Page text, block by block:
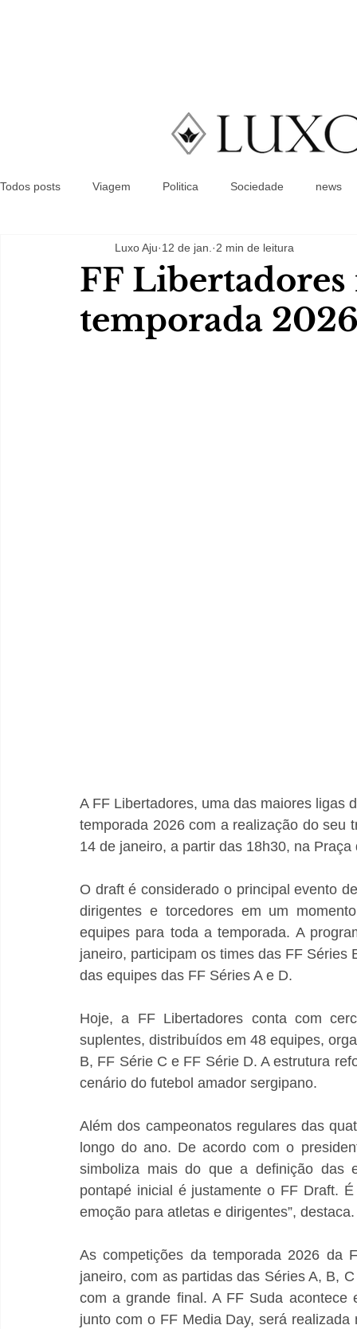
Todos posts Viagem Politica Sociedade news
FF
temporada
Luxo Aju 12 de jan. 2 min de leitura
A FF Libertadores, uma das maiores ligas
temporada 2026 com a realização do seu
14 de janeiro, a partir das 18h30, na
O draft é considerado o principal evento
dirigentes e torcedores em um
equipes para toda a temporada. A
janeiro, participam os times das FF
das equipes das FF Séries A e D.
Hoje, a FF Libertadores conta com
suplentes, distribuídos em 48 equipes,
B, FF Série C e FF Série D. A estrutura
cenário do futebol amador sergipano.
Além dos campeonatos regulares das
longo do ano. De acordo com o
simboliza mais do que a definição das
pontapé inicial é justamente o FF Draft.
emoção para atletas e dirigentes”, destaca.
As competições da temporada 2026 da
janeiro, com as partidas das Séries A, B,
com a grande final. A FF Suda
junto com o FF Media Day, será